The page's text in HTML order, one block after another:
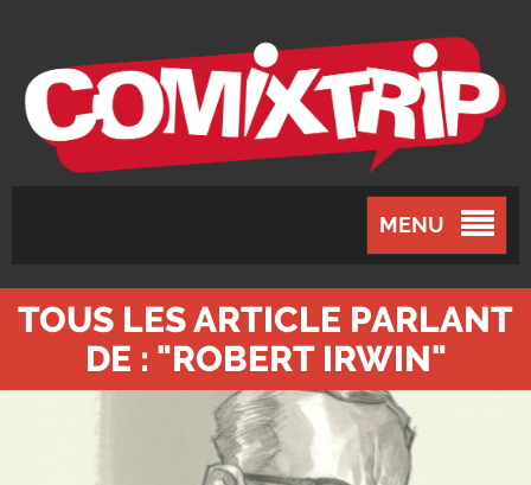
MENU
TOUS LES ARTICLE PARLANT
DE : "ROBERT IRWIN"